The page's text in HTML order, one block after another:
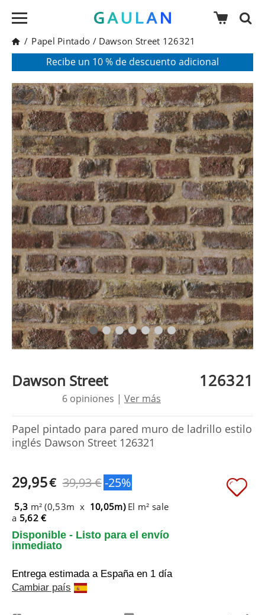
/ Papel Pintado / Dawson Street 126321
Pon en tu cesta el código: AGOSTO2026
Recibe un 10 % de descuento adicional
* Válido para pedidos superiores a 120€
Dawson Street 126321
6 opiniones | Ver más
Papel pintado para pared muro de ladrillo estilo
inglés Dawson Street 126321
29,95€ 39,93 €-25%
5,3 m² (0,53m x 10,05m) El m² sale
a 5,62 €
Disponible - Listo para el envío
inmediato
Entrega estimada a España en 1 día
Cambiar país